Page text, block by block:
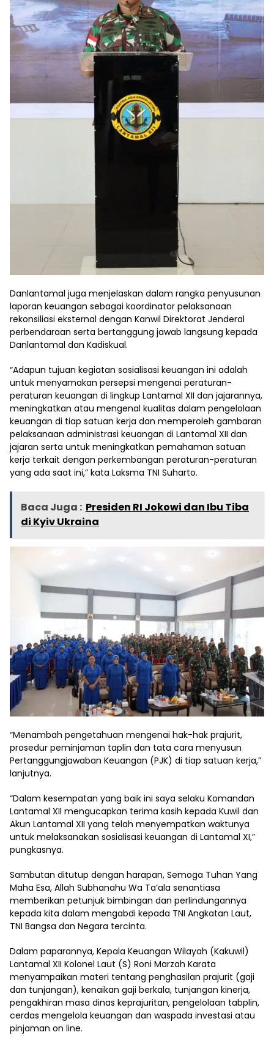
Danlantamal juga menjelaskan dalam rangka penyusunan
laporan keuangan sebagai koordinator pelaksanaan
rekonsiliasi eksternal dengan Kanwil Direktorat Jenderal
perbendaraan serta bertanggung jawab langsung kepada
Danlantamal dan Kadiskual.
“Adapun tujuan kegiatan sosialisasi keuangan ini adalah
untuk menyamakan persepsi mengenai peraturan-
peraturan keuangan di lingkup Lantamal XII dan jajarannya,
meningkatkan atau mengenal kualitas dalam pengelolaan
keuangan di tiap satuan kerja dan memperoleh gambaran
pelaksanaan administrasi keuangan di Lantamal XII dan
jajaran serta untuk meningkatkan pemahaman satuan
kerja terkait dengan perkembangan peraturan-peraturan
yang ada saat ini,” kata Laksma TNI Suharto.
Baca Juga : Presiden RI Jokowi dan Ibu Tiba
di Kyiv Ukraina
“Menambah pengetahuan mengenai hak-hak prajurit,
prosedur peminjaman taplin dan tata cara menyusun
Pertanggungjawaban Keuangan (PJK) di tiap satuan kerja,”
lanjutnya.
“Dalam kesempatan yang baik ini saya selaku Komandan
Lantamal XII mengucapkan terima kasih kepada Kuwil dan
Akun Lantamal XII yang telah menyempatkan waktunya
untuk melaksanakan sosialisasi keuangan di Lantamal XI,”
pungkasnya.
Sambutan ditutup dengan harapan, Semoga Tuhan Yang
Maha Esa, Allah Subhanahu Wa Ta’ala senantiasa
memberikan petunjuk bimbingan dan perlindungannya
kepada kita dalam mengabdi kepada TNI Angkatan Laut,
TNI Bangsa dan Negara tercinta.
Dalam paparannya, Kepala Keuangan Wilayah (Kakuwil)
Lantamal XII Kolonel Laut (S) Roni Marzah Karata
menyampaikan materi tentang penghasilan prajurit (gaji
dan tunjangan), kenaikan gaji berkala, tunjangan kinerja,
pengakhiran masa dinas keprajuritan, pengelolaan tabplin,
cerdas mengelola keuangan dan waspada investasi atau
pinjaman on line.